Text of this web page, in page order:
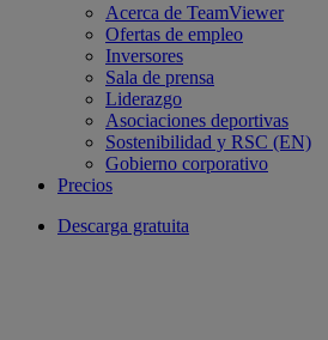
Acerca de TeamViewer
Ofertas de empleo
Inversores
Sala de prensa
Liderazgo
Asociaciones deportivas
Sostenibilidad y RSC (EN)
Gobierno corporativo
Precios
Descarga gratuita